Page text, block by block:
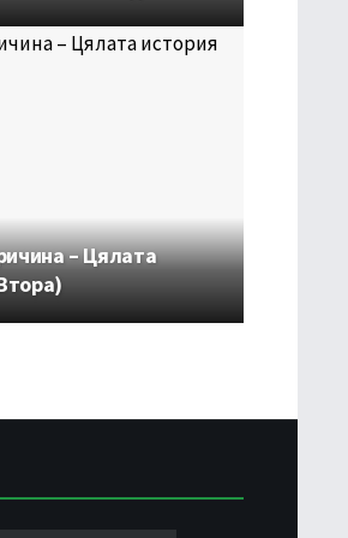
– Цялата